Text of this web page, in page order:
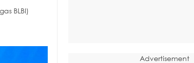
BLBI)
Advertisement